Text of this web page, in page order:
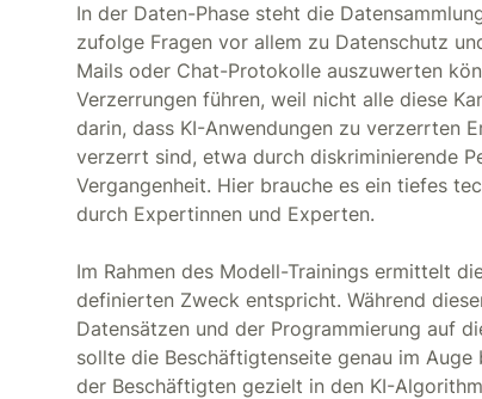
In der Daten-Phase steht die
zufolge Fragen vor allem zu Datenschutz
Mails oder Chat-Protokolle auszuwerten
Verzerrungen führen, weil nicht alle diese
darin, dass KI-Anwendungen zu verzerrten
verzerrt sind, etwa durch diskriminierende
Vergangenheit. Hier brauche es ein tiefes
durch Expertinnen und Experten.
Im Rahmen des Modell-Trainings ermittelt
definierten Zweck entspricht. Während
Datensätzen und der Programmierung auf
sollte die Beschäftigtenseite genau im
der Beschäftigten gezielt in den KI-